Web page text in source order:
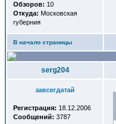
Обзоров: 10
Откуда: Московская
губерния
В начало страницы
serg204
завсегдатай
Регистрация: 18.12.2006
Сообщений: 3787